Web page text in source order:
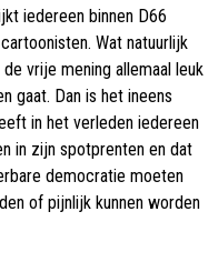
iedereen binnen D66
Wat natuurlijk
vrije mening allemaal leuk
gaat. Dan is het ineens
in het verleden iedereen
in zijn spotprenten en dat
democratie moeten
of pijnlijk kunnen worden